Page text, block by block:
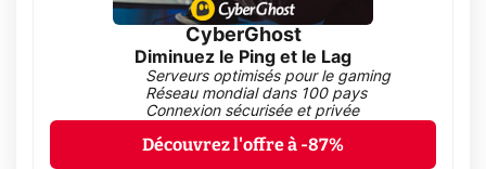
CyberGhost
Diminuez le Ping et le Lag
Serveurs optimisés pour le gaming
Réseau mondial dans 100 pays
Connexion sécurisée et privée
Découvrez l'offre à -87%